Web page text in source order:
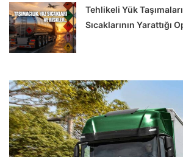
Tehlikeli Yük
Sıcaklarının Yarattığı